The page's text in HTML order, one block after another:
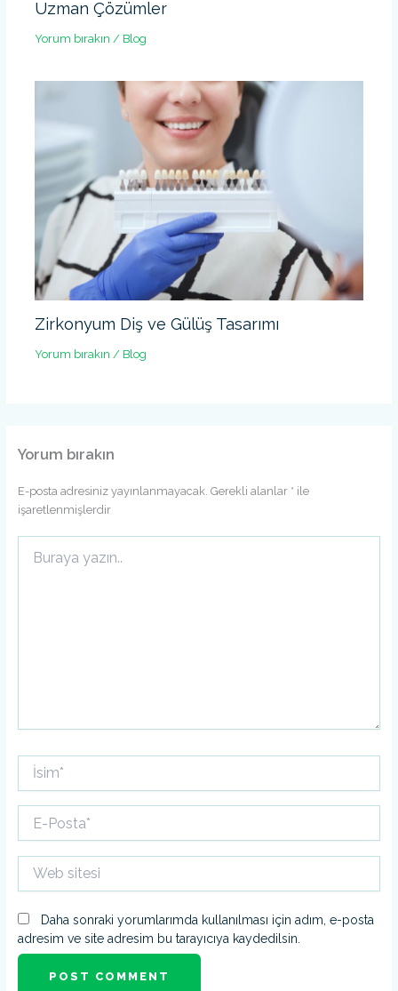
Uzman Çözümler
Yorum bırakın / Blog
Zirkonyum Diş ve Gülüş Tasarımı
Yorum bırakın / Blog
Yorum bırakın
E-posta adresiniz yayınlanmayacak. Gerekli alanlar * ile
işaretlenmişlerdir
yazın..
İsim*
Posta*
sitesi
Daha sonraki yorumlarımda kullanılması için adım, e-posta
adresim ve site adresim bu tarayıcıya kaydedilsin.